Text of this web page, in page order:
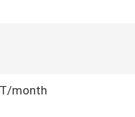
month